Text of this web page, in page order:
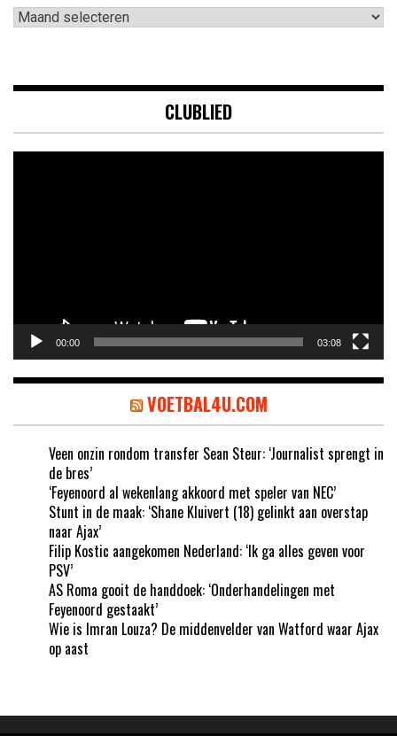
Archieven
CLUBLIED
00:00 03:08
VOETBAL4U.COM
Veen onzin rondom transfer Sean Steur: ‘Journalist sprengt in
de bres’
‘Feyenoord al wekenlang akkoord met speler van NEC’
Stunt in de maak: ‘Shane Kluivert (18) gelinkt aan overstap
naar Ajax’
Filip Kostic aangekomen Nederland: ‘Ik ga alles geven voor
PSV’
AS Roma gooit de handdoek: ‘Onderhandelingen met
Feyenoord gestaakt’
Wie is Imran Louza? De middenvelder van Watford waar Ajax
op aast